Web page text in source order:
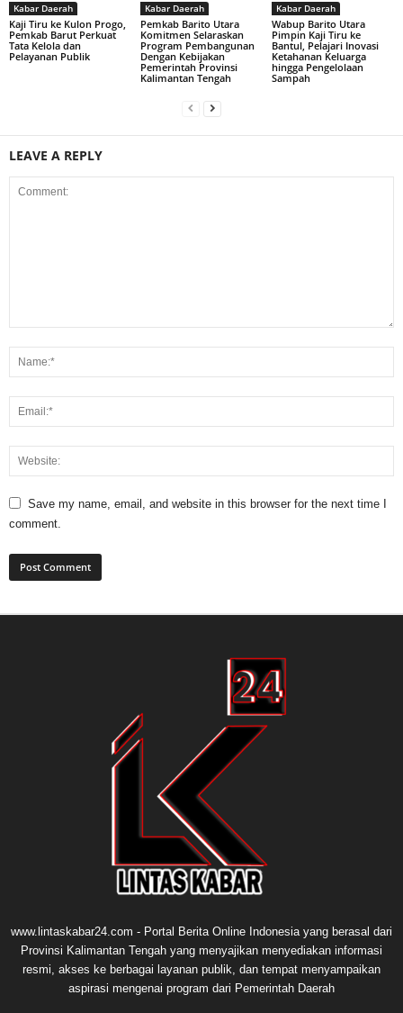
Kabar Daerah
Kaji Tiru ke Kulon Progo,
Pemkab Barut Perkuat
Tata Kelola dan
Pelayanan Publik
Kabar Daerah
Pemkab Barito Utara
Komitmen Selaraskan
Program Pembangunan
Dengan Kebijakan
Pemerintah Provinsi
Kalimantan Tengah
Kabar Daerah
Wabup Barito Utara
Pimpin Kaji Tiru ke
Bantul, Pelajari Inovasi
Ketahanan Keluarga
hingga Pengelolaan
Sampah
LEAVE A REPLY
Save my name, email, and website in this browser for the next time I
comment.
www.lintaskabar24.com - Portal Berita Online Indonesia yang berasal dari
Provinsi Kalimantan Tengah yang menyajikan menyediakan informasi
resmi, akses ke berbagai layanan publik, dan tempat menyampaikan
aspirasi mengenai program dari Pemerintah Daerah